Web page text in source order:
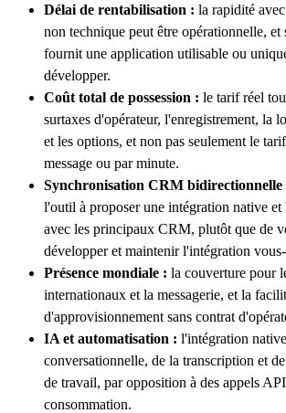
Délai de rentabilisation : la rapidité
non technique peut être opérationnelle, et
fournit une application utilisable ou
développer.
Coût total de possession : le tarif réel
surtaxes d'opérateur, l'enregistrement, la
et les options, et non pas seulement le
message ou par minute.
Synchronisation CRM bidirectionnelle
l'outil à proposer une intégration native
avec les principaux CRM, plutôt que de
développer et maintenir l'intégration
Présence mondiale : la couverture pour
internationaux et la messagerie, et la
d'approvisionnement sans contrat
IA et automatisation : l'intégration
conversationnelle, de la transcription et
de travail, par opposition à des appels
consommation.